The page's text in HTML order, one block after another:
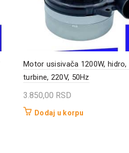
Motor usisivača 1200W, hidro,
turbine, 220V, 50Hz
3.850,00 RSD
Dodaj u korpu